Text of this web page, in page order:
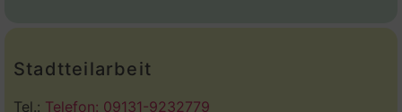
Stadtteilarbeit
Tel.: Telefon: 09131-9232779